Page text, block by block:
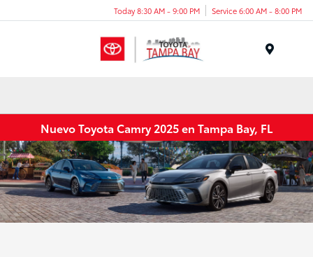
Today 8:30 AM - 9:00 PM Service 6:00 AM - 8:00 PM
Nuevo Toyota Camry 2025 en Tampa Bay, FL